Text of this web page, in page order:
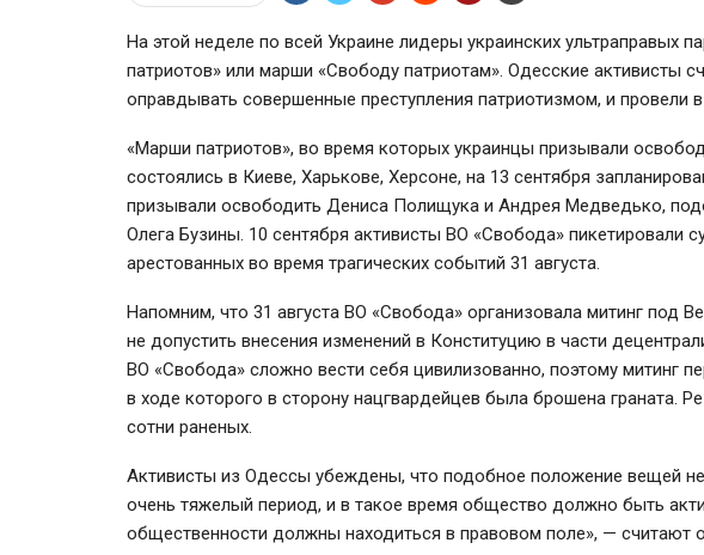
На этой неделе по всей Украине лидеры украинских ультраправых
патриотов» или марши «Свободу патриотам». Одесские активисты
оправдывать совершенные преступления патриотизмом, и провели
«Марши патриотов», во время которых украинцы призывали
состоялись в Киеве, Харькове, Херсоне, на 13 сентября
призывали освободить Дениса Полищука и Андрея Медведько,
Олега Бузины. 10 сентября активисты ВО «Свобода» пикетировали
арестованных во время трагических событий 31 августа.
Напомним, что 31 августа ВО «Свобода» организовала митинг под
не допустить внесения изменений в Конституцию в части
ВО «Свобода» сложно вести себя цивилизованно, поэтому митинг
в ходе которого в сторону нацгвардейцев была брошена граната.
сотни раненых.
Активисты из Одессы убеждены, что подобное положение вещей
очень тяжелый период, и в такое время общество должно быть
общественности должны находиться в правовом поле», — считают